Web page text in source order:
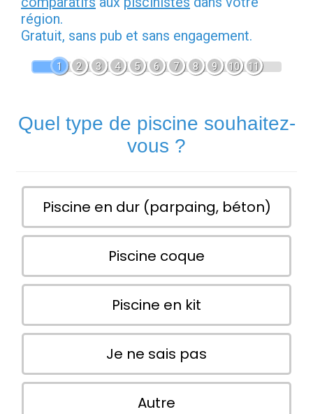
région.
Gratuit, sans pub et sans engagement.
1 2 3 4 5 6 7 8 9 10 11
Quel type de piscine souhaitez-
vous ?
Piscine en dur (parpaing, béton)
Piscine coque
Piscine en kit
Je ne sais pas
Autre